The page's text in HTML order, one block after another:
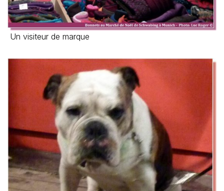
Un visiteur de marque